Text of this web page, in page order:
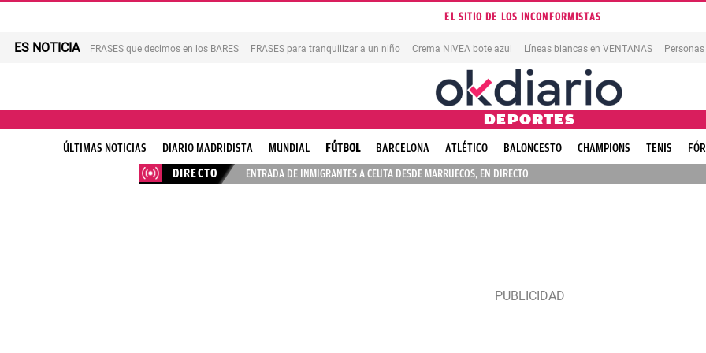
EL SITIO DE LOS INCONFORMISTAS
ES NOTICIA FRASES que decimos en los BARES FRASES para tranquilizar a un niño Crema NIVEA bote azul Líneas blancas en VENTANAS Personas
DEPORTES
ÚLTIMAS NOTICIAS DIARIO MADRIDISTA MUNDIAL FÚTBOL BARCELONA ATLÉTICO BALONCESTO CHAMPIONS TENIS
DIRECTO
ENTRADA DE INMIGRANTES A CEUTA DESDE MARRUECOS, EN DIRECTO